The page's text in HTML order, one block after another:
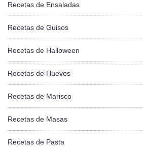
Recetas de Ensaladas
Recetas de Guisos
Recetas de Halloween
Recetas de Huevos
Recetas de Marisco
Recetas de Masas
Recetas de Pasta